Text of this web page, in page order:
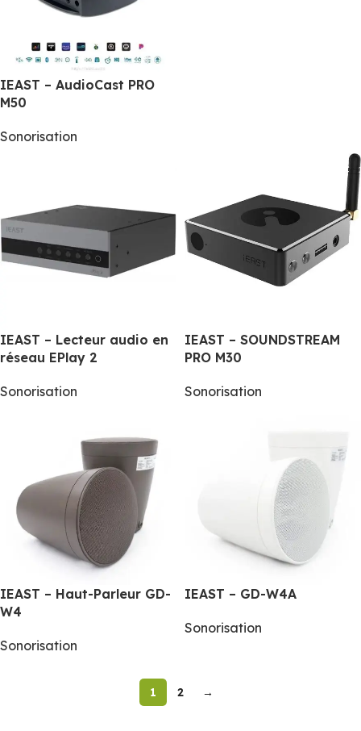
IEAST – AudioCast PRO
M50
Sonorisation
IEAST – Lecteur audio en
réseau EPlay 2
Sonorisation
IEAST – SOUNDSTREAM
PRO M30
Sonorisation
IEAST – Haut-Parleur GD-
W4
Sonorisation
IEAST – GD-W4A
Sonorisation
1 2 →